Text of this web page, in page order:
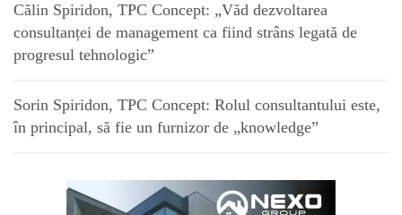
Călin Spiridon, TPC Concept: „Văd dezvoltarea
consultanței de management ca fiind strâns legată de
progresul tehnologic”
Sorin Spiridon, TPC Concept: Rolul consultantului este,
în principal, să fie un furnizor de „knowledge”